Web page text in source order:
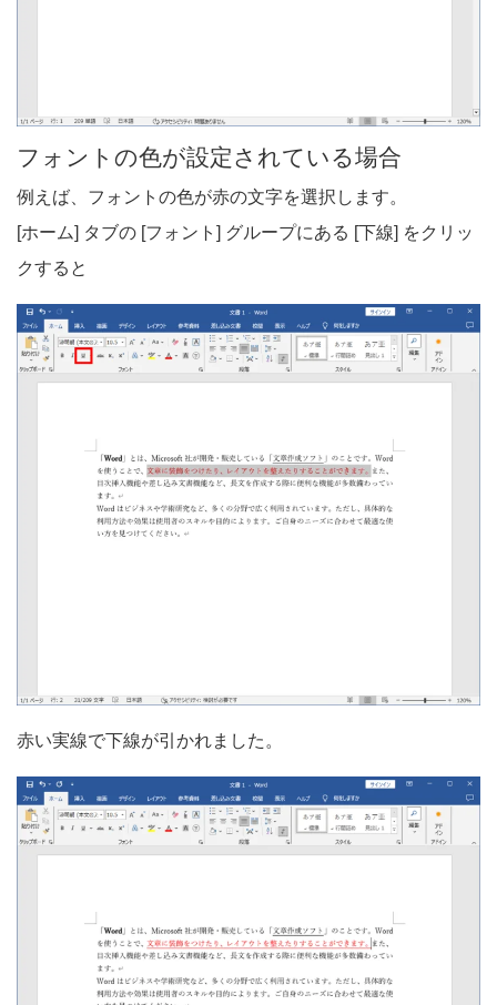
フォントの色が設定されている場合
例えば、フォントの色が赤の文字を選択します。
[ホーム] タブの [フォント] グループにある [下線] をクリッ
クすると
赤い実線で下線が引かれました。